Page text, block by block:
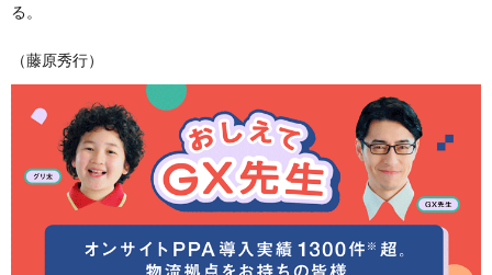
る。
（藤原秀行）